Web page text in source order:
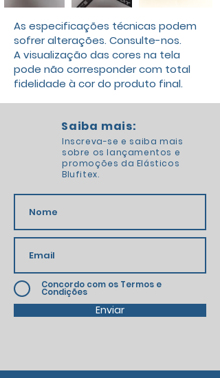
As especificações técnicas podem
sofrer alterações. Consulte-nos.
A visualização das cores na tela
pode não corresponder com total
fidelidade à cor do produto final.
Saiba mais:
Inscreva-se e saiba mais
sobre os lançamentos e
promoções da Elásticos
Blufitex.
Concordo com os Termos e
Condições
Enviar